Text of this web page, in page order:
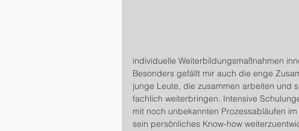
individuelle Weiterbildungsmaßnahmen
Besonders gefällt mir auch die enge
junge Leute, die zusammen arbeiten und
fachlich weiterbringen. Intensive
mit noch unbekannten Prozessabläufen
sein persönliches Know-how